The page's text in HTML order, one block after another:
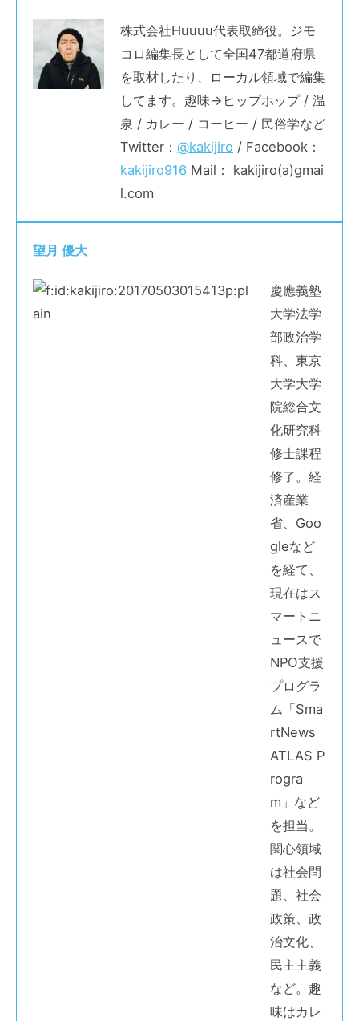
株式会社Huuuu代表取締役。ジモ
コロ編集長として全国47都道府県
を取材したり、ローカル領域で編集
してます。趣味→ヒップホップ / 温
泉 / カレー / コーヒー / 民俗学など
Twitter： @kakijiro / Facebook：
kakijiro916 Mail： kakijiro(a)gmai
l.com
望月 優大
慶應義塾
大学法学
部政治学
科、東京
大学大学
院総合文
化研究科
修士課程
修了。経
済産業
省、Goo
gleなど
を経て、
現在はス
マートニ
ュースで
NPO支援
プログラ
ム「Sma
rtNews
ATLAS P
rogra
m」など
を担当。
関心領域
は社会問
題、社会
政策、政
治文化、
民主主義
など。趣
味はカレ